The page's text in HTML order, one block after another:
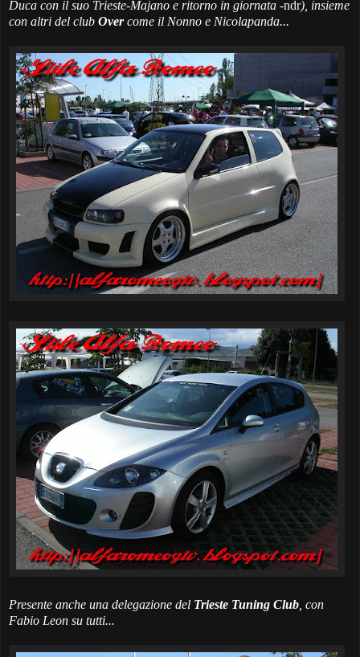
Duca con il suo Trieste-Majano e ritorno in giornata -ndr), insieme
con altri del club Overcome il Nonno e Nicolapanda...
Presente anche una delegazione del Trieste Tuning Club , con
Fabio Leon su tutti...